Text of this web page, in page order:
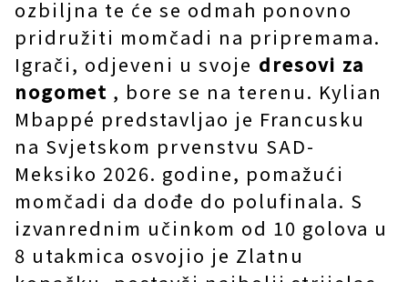
ozbiljna te će se odmah ponovno
pridružiti momčadi na pripremama.
Igrači, odjeveni u svoje dresovi za
nogomet , bore se na terenu. Kylian
Mbappé predstavljao je Francusku
na Svjetskom prvenstvu SAD-
Meksiko 2026. godine, pomažući
momčadi da dođe do polufinala. S
izvanrednim učinkom od 10 golova u
8 utakmica osvojio je Zlatnu